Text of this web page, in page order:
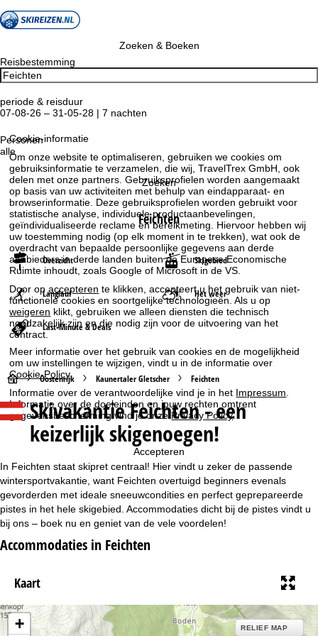
Cookie-informatie
Om onze website te optimaliseren, gebruiken we cookies om
gebruiksinformatie te verzamelen, die wij, TravelTrex GmbH, ook
delen met onze partners. Gebruiksprofielen worden aangemaakt
op basis van uw activiteiten met behulp van eindapparaat- en
browserinformatie. Deze gebruiksprofielen worden gebruikt voor
statistische analyse, individuele productaanbevelingen,
geïndividualiseerde reclame en bereikmeting. Hiervoor hebben wij
uw toestemming nodig (op elk moment in te trekken), wat ook de
overdracht van bepaalde persoonlijke gegevens aan derde
aanbieders in derde landen buiten de Europese Economische
Ruimte inhoudt, zoals Google of Microsoft in de VS.
Door opaccepteren te klikken, accepteert u het gebruik van niet-
functionele cookies en soortgelijke technologieën. Als u op
weigeren klikt, gebruiken we alleen diensten die technisch
noodzakelijk zijn en die nodig zijn voor de uitvoering van het
contract.
Meer informatie over het gebruik van cookies en de mogelijkheid
om uw instellingen te wijzigen, vindt u in de informatie over
Cookie-Policy.
Informatie over de verantwoordelijke vind je in het Impressum
Informatie over de doeleinden en jouw rechten omtrent
gegevensbescherming vind je onze Privacy Policy.
Accepteren
Zoeken & Boeken
Reisbestemming
periode & reisduur
07-08-26 – 31-05-28 | 7 nachten
Personen
alle
Zoeken
Feichten
Overzicht Skigebied
Langlauf Het weer
Last-Minute & Deals
S
t
r
t
p
a
g
i
Oostenrijk Kaunertaler Gletscher Feichten
Skivakantie Feichten - een
keizerlijk skigenoegen!
In Feichten staat skipret centraal! Hier vindt u zeker de passende
wintersportvakantie, want Feichten overtuigd beginners evenals
gevorderden met ideale sneeuwcondities en perfect geprepareerde
pistes in het hele skigebied. Accommodaties dicht bij de pistes vindt u
bij ons – boek nu en geniet van de vele voordelen!
Accommodaties in Feichten
Kaart
+ RELIEF MAP